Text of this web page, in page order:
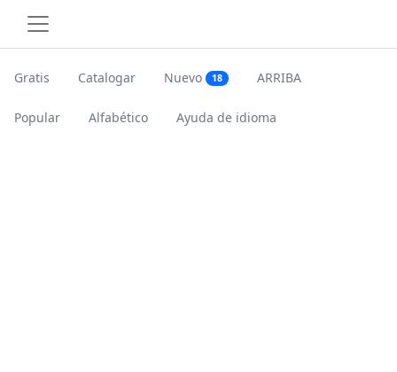
Gratis Catalogar Nuevo 18 ARRIBA
Popular Alfabético Ayuda de idioma